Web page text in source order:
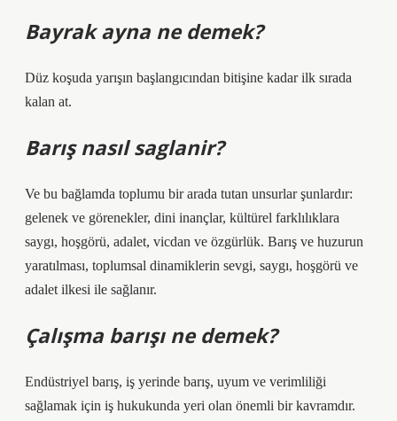
Bayrak ayna ne demek?
Düz koşuda yarışın başlangıcından bitişine kadar ilk sırada
kalan at.
Barış nasıl saglanir?
Ve bu bağlamda toplumu bir arada tutan unsurlar şunlardır:
gelenek ve görenekler, dini inançlar, kültürel farklılıklara
saygı, hoşgörü, adalet, vicdan ve özgürlük. Barış ve huzurun
yaratılması, toplumsal dinamiklerin sevgi, saygı, hoşgörü ve
adalet ilkesi ile sağlanır.
Çalışma barışı ne demek?
Endüstriyel barış, iş yerinde barış, uyum ve verimliliği
sağlamak için iş hukukunda yeri olan önemli bir kavramdır.